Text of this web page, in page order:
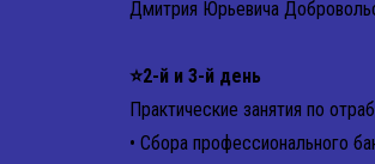
Дмитрия Юрьевича
⭐2-й и 3-й день
Практические занятия по
• Сбора профессионального